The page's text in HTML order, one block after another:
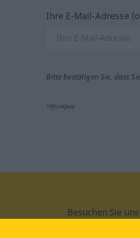
Ihre E-Mail-Adresse
Bitte bestätigen Sie, dass
*Pflichtfeld
Besuchen Sie